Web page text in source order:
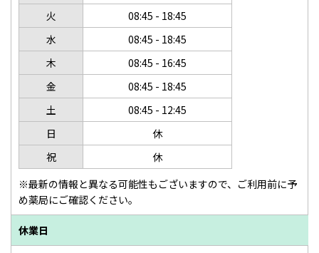
火
08:45 - 18:45
水
08:45 - 18:45
木
08:45 - 16:45
金
08:45 - 18:45
土
08:45 - 12:45
日
休
祝
休
※最新の情報と異なる可能性もございますので、ご利用前に予
め薬局にご確認ください。
休業日